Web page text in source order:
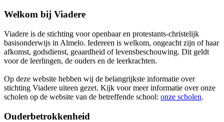
Welkom bij Viadere
Viadere is de stichting voor openbaar en protestants-christelijk
basisonderwijs in Almelo. Iedereen is welkom, ongeacht zijn of haar
afkomst, godsdienst, geaardheid of levensbeschouwing. Dit geldt
voor de leerlingen, de ouders en de leerkrachten.
Op deze website hebben wij de belangrijkste informatie over
stichting Viadere uiteen gezet. Kijk voor meer informatie over onze
scholen op de website van de betreffende school: onze scholen.
Ouderbetrokkenheid